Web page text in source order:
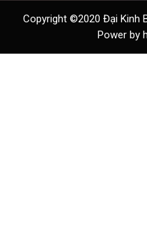
Copyright ©2020 Đại Kinh
Power by